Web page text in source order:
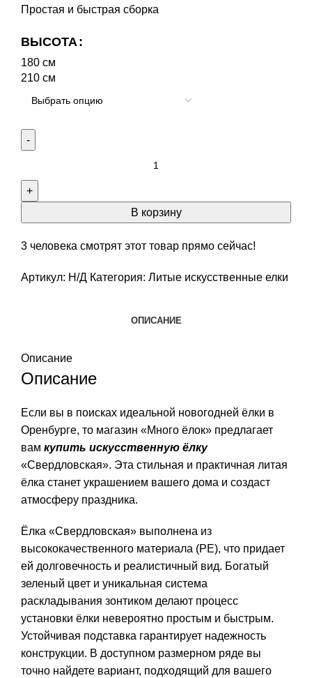
Простая и быстрая сборка
ВЫСОТА
180 см
210 см
В корзину
3 человека смотрят этот товар прямо сейчас!
Артикул: Н/Д Категория: Литые искусственные елки
ОПИСАНИЕ
Описание
Описание
Если вы в поисках идеальной новогодней ёлки в
Оренбурге, то магазин «Много ёлок» предлагает
вам купить искусственную ёлку
«Свердловская». Эта стильная и практичная литая
ёлка станет украшением вашего дома и создаст
атмосферу праздника.
Ёлка «Свердловская» выполнена из
высококачественного материала (РЕ), что придает
ей долговечность и реалистичный вид. Богатый
зеленый цвет и уникальная система
раскладывания зонтиком делают процесс
установки ёлки невероятно простым и быстрым.
Устойчивая подставка гарантирует надежность
конструкции. В доступном размерном ряде вы
точно найдете вариант, подходящий для вашего